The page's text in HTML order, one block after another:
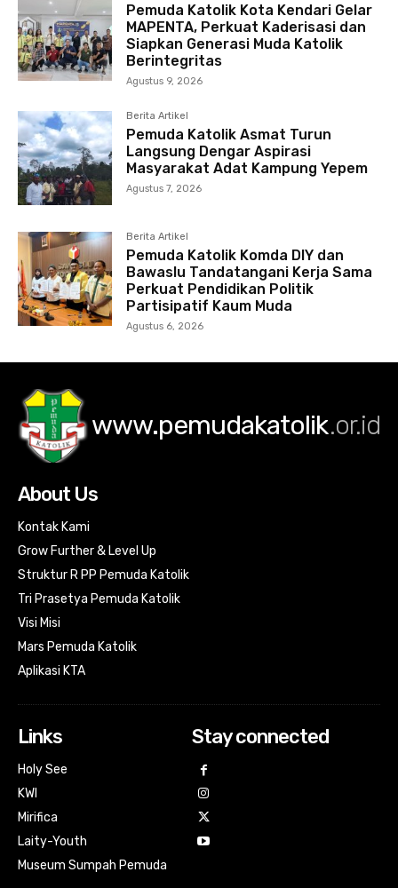
Pemuda Katolik Kota Kendari Gelar
MAPENTA, Perkuat Kaderisasi dan
Siapkan Generasi Muda Katolik
Berintegritas
Agustus 9, 2026
Berita Artikel
Pemuda Katolik Asmat Turun
Langsung Dengar Aspirasi
Masyarakat Adat Kampung Yepem
Agustus 7, 2026
Berita Artikel
Pemuda Katolik Komda DIY dan
Bawaslu Tandatangani Kerja Sama
Perkuat Pendidikan Politik
Partisipatif Kaum Muda
Agustus 6, 2026
www.pemudakatolik.or.id
About Us
Kontak Kami
Grow Further & Level Up
Struktur R PP Pemuda Katolik
Tri Prasetya Pemuda Katolik
Visi Misi
Mars Pemuda Katolik
Aplikasi KTA
Links
Holy See
KWI
Mirifica
Laity-Youth
Museum Sumpah Pemuda
Stay connected